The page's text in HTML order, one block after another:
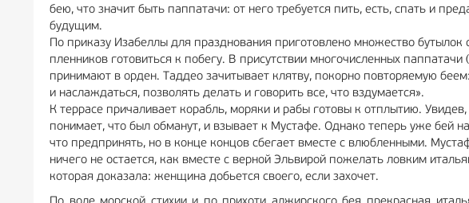
бею, что значит быть паппатачи: от него требуется пить, есть, спать и
будущим.
По приказу Изабеллы для празднования приготовлено множество бутылок
пленников готовиться к побегу. В присутствии многочисленных
принимают в орден. Таддео зачитывает клятву, покорно повторяемую
и наслаждаться, позволять делать и говорить все, что вздумается».
К террасе причаливает корабль, моряки и рабы готовы к отплытию.
понимает, что был обманут, и взывает к Мустафе. Однако теперь уже бей
что предпринять, но в конце концов сбегает вместе с влюбленными.
ничего не остается, как вместе с верной Эльвирой пожелать ловким
которая доказала: женщина добьется своего, если захочет.